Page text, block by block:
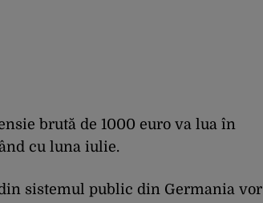
brută de 1000 euro va lua în
cu luna iulie.
sistemul public din Germania vor